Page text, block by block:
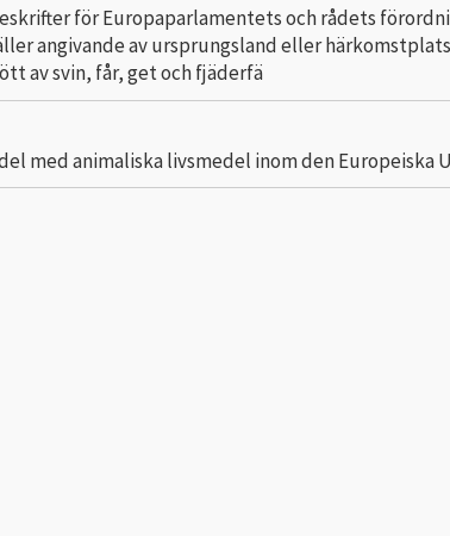
för Europaparlamentets och rådets
angivande av ursprungsland eller
av svin, får, get och fjäderfä
med animaliska livsmedel inom den Europeiska